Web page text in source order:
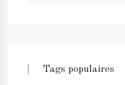
Tags populaires